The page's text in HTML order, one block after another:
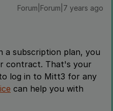
Forum|Forum|7 years ago
a subscription plan, you
contract. That's your
log in to Mitt3 for any
can help you with